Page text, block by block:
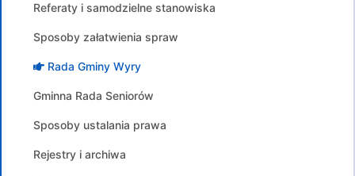
Referaty i samodzielne stanowiska
Sposoby załatwienia spraw
Rada Gminy Wyry
Gminna Rada Seniorów
Sposoby ustalania prawa
Rejestry i archiwa